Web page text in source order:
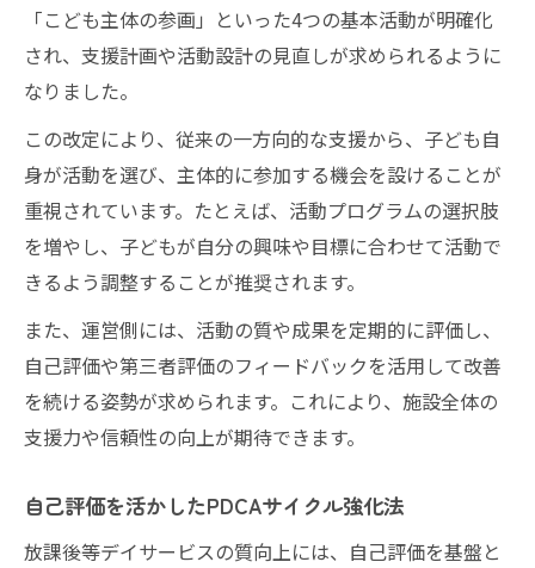
「こども主体の参画」といった4つの基本活動が明確化
され、支援計画や活動設計の見直しが求められるように
なりました。
この改定により、従来の一方向的な支援から、子ども自
身が活動を選び、主体的に参加する機会を設けることが
重視されています。たとえば、活動プログラムの選択肢
を増やし、子どもが自分の興味や目標に合わせて活動で
きるよう調整することが推奨されます。
また、運営側には、活動の質や成果を定期的に評価し、
自己評価や第三者評価のフィードバックを活用して改善
を続ける姿勢が求められます。これにより、施設全体の
支援力や信頼性の向上が期待できます。
自己評価を活かしたPDCAサイクル強化法
放課後等デイサービスの質向上には、自己評価を基盤と